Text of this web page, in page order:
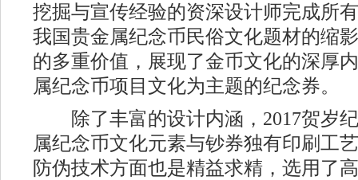
挖掘与宣传经验的资深设计师完成所
我国贵金属纪念币民俗文化题材的缩
的多重价值，展现了金币文化的深厚
属纪念币项目文化为主题的纪念券。
除了丰富的设计内涵，2017贺岁
属纪念币文化元素与钞券独有印刷工
防伪技术方面也是精益求精，选用了